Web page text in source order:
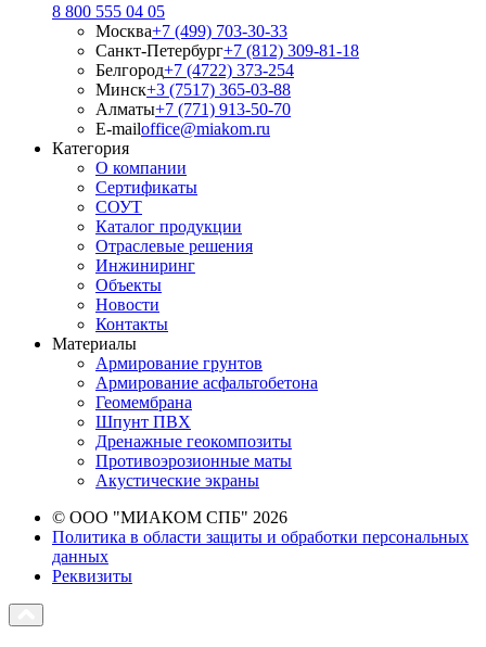
8 800 555 04 05
Москва+7 (499) 703-30-33
Санкт-Петербург+7 (812) 309-81-18
Белгород+7 (4722) 373-254
Минск+3 (7517) 365-03-88
Алматы+7 (771) 913-50-70
E-mailoffice@miakom.ru
Категория
О компании
Сертификаты
СОУТ
Каталог продукции
Отраслевые решения
Инжиниринг
Объекты
Новости
Контакты
Материалы
Армирование грунтов
Армирование асфальтобетона
Геомембрана
Шпунт ПВХ
Дренажные геокомпозиты
Противоэрозионные маты
Акустические экраны
© ООО "МИАКОМ СПБ" 2026
Политика в области защиты и обработки персональных
данных
Реквизиты